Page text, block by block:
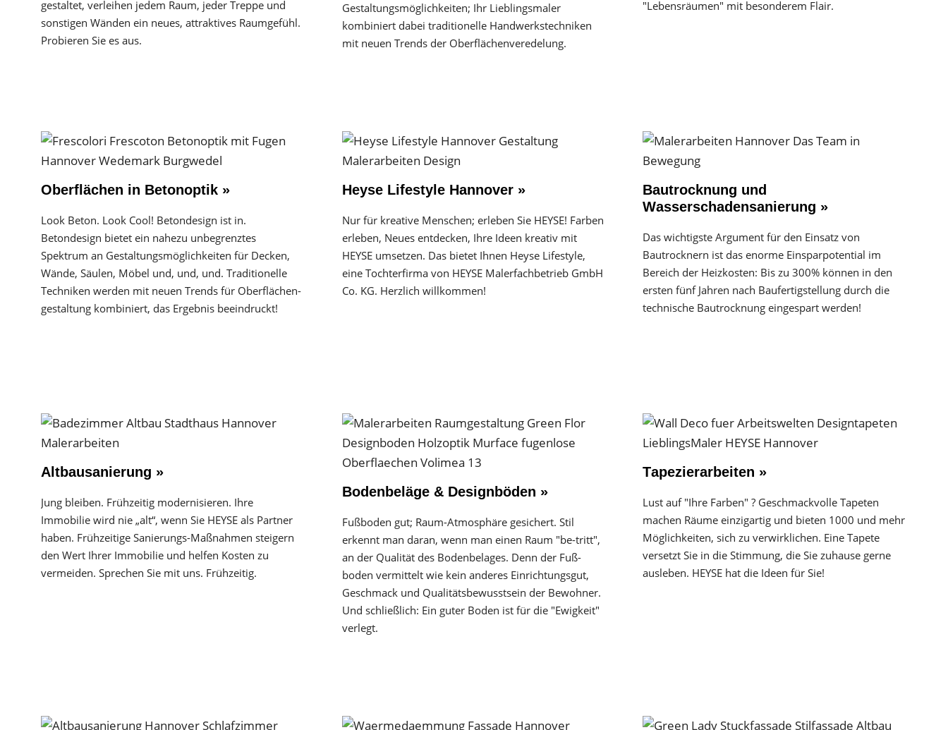
gestaltet, verleihen jedem Raum, jeder Treppe und
sonstigen Wänden ein neues, attraktives Raumgefühl.
Probieren Sie es aus.
Gestaltungs­möglichkeiten; Ihr Lieblingsmaler
kombiniert dabei traditionelle Handwerks­techniken
mit neuen Trends der Oberflächen­veredelung.
"Lebensräumen" mit besonderem Flair.
Oberflächen in Betonoptik »
Look Beton. Look Cool! Betondesign ist in.
Betondesign bietet ein nahezu unbegrenztes
Spektrum an Gestaltungs­möglichkeiten für Decken,
Wände, Säulen, Möbel und, und, und. Traditionelle
Techniken werden mit neuen Trends für Oberflächen­
gestaltung kombiniert, das Ergebnis beeindruckt!
Heyse Lifestyle Hannover »
Nur für kreative Menschen; erleben Sie HEYSE! Farben
erleben, Neues entdecken, Ihre Ideen kreativ mit
HEYSE umsetzen. Das bietet Ihnen Heyse Lifestyle,
eine Tochterfirma von HEYSE Malerfachbetrieb GmbH
Co. KG. Herzlich willkommen!
Bautrocknung und
Wasserschadensanierung »
Das wichtigste Argument für den Einsatz von
Bautrocknern ist das enorme Einsparpotential im
Bereich der Heizkosten: Bis zu 300% können in den
ersten fünf Jahren nach Baufertigstellung durch die
technische Bautrocknung eingespart werden!
Altbausanierung »
Jung bleiben. Frühzeitig modernisieren. Ihre
Immobilie wird nie „alt“, wenn Sie HEYSE als Partner
haben. Frühzeitige Sanierungs-Maßnahmen steigern
den Wert Ihrer Immobilie und helfen Kosten zu
vermeiden. Sprechen Sie mit uns. Frühzeitig.
Bodenbeläge & Designböden »
Fußboden gut; Raum-Atmosphäre gesichert. Stil
erkennt man daran, wenn man einen Raum "be-tritt",
an der Qualität des Boden­belages. Denn der Fuß­
boden vermittelt wie kein anderes Einrichtungs­gut,
Geschmack und Qualitäts­bewusstsein der Bewohner.
Und schließlich: Ein guter Boden ist für die "Ewigkeit"
verlegt.
Tapezierarbeiten »
Lust auf "Ihre Farben" ? Geschmackvolle Tapeten
machen Räume einzigartig und bieten 1000 und mehr
Möglichkeiten, sich zu verwirklichen. Eine Tapete
versetzt Sie in die Stimmung, die Sie zuhause gerne
ausleben. HEYSE hat die Ideen für Sie!